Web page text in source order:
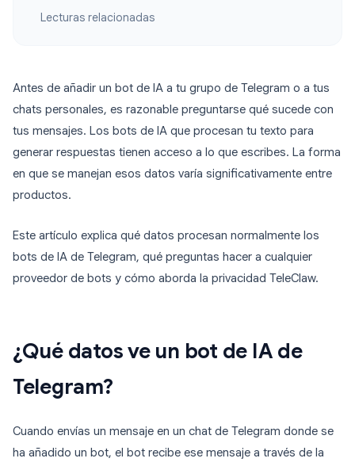
Lecturas relacionadas
Antes de añadir un bot de IA a tu grupo de Telegram o a tus
chats personales, es razonable preguntarse qué sucede con
tus mensajes. Los bots de IA que procesan tu texto para
generar respuestas tienen acceso a lo que escribes. La forma
en que se manejan esos datos varía significativamente entre
productos.
Este artículo explica qué datos procesan normalmente los
bots de IA de Telegram, qué preguntas hacer a cualquier
proveedor de bots y cómo aborda la privacidad TeleClaw.
¿Qué datos ve un bot de IA de
Telegram?
Cuando envías un mensaje en un chat de Telegram donde se
ha añadido un bot, el bot recibe ese mensaje a través de la